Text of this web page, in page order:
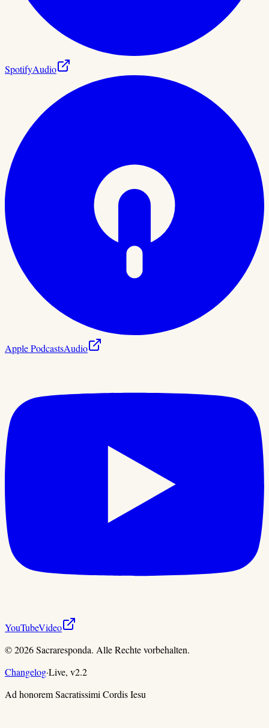
SpotifyAudio
Apple PodcastsAudio
YouTubeVideo
©2026Sacraresponda. Alle Rechte vorbehalten.
Changelog·Live, v2.2
Ad honorem Sacratissimi Cordis Iesu